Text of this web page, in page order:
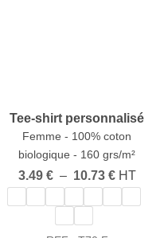
Tee-shirt personnalisé
Femme - 100% coton
biologique - 160 grs/m²
3.49 € – 10.73 €Plage
de
HT